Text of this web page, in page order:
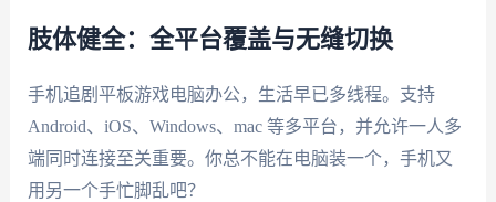
肢体健全：全平台覆盖与无缝切换
手机追剧平板游戏电脑办公，生活早已多线程。支持
Android、iOS、Windows、mac 等多平台，并允许一人多
端同时连接至关重要。你总不能在电脑装一个，手机又
用另一个手忙脚乱吧？